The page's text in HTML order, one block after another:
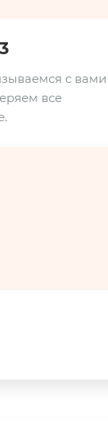
с вами
все